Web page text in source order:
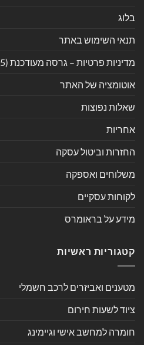
בלוג
תנאי השימוש באתר
מדיניות פרטיות – גרסה מעודכנת (2025)
אוטומציה של האתר
שאלות נפוצות
אחריות
החזרות וביטול עסקה
משלוחים ואספקה
לקוחות עסקיים
מידע על בראומרס
קטגוריות ראשיות
מטענים ואביזרים לרכב חשמלי
ציוד לשעות חירום
חומרה למחשב אישי וגיימינג